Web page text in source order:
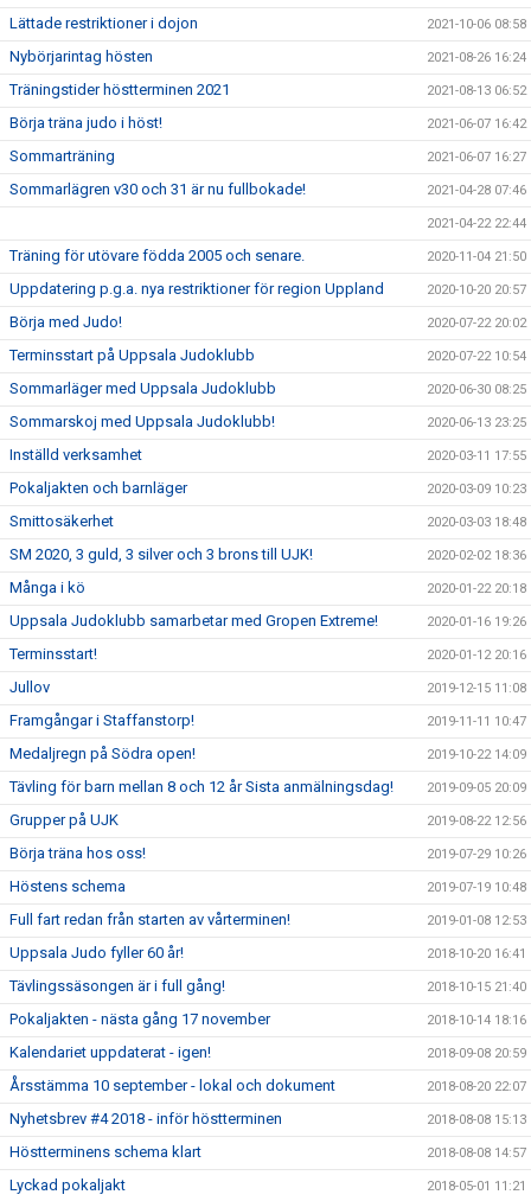
Lättade restriktioner i dojon 2021-10-06 08:58
Nybörjarintag hösten 2021-08-26 16:24
Träningstider höstterminen 2021 2021-08-13 06:52
Börja träna judo i höst! 2021-06-07 16:42
Sommarträning 2021-06-07 16:27
Sommarlägren v30 och 31 är nu fullbokade! 2021-04-28 07:46
2021-04-22 22:44
Träning för utövare födda 2005 och senare. 2020-11-04 21:50
Uppdatering p.g.a. nya restriktioner för region Uppland 2020-10-20 20:57
Börja med Judo! 2020-07-22 20:02
Terminsstart på Uppsala Judoklubb 2020-07-22 10:54
Sommarläger med Uppsala Judoklubb 2020-06-30 08:25
Sommarskoj med Uppsala Judoklubb! 2020-06-13 23:25
Inställd verksamhet 2020-03-11 17:55
Pokaljakten och barnläger 2020-03-09 10:23
Smittosäkerhet 2020-03-03 18:48
SM 2020, 3 guld, 3 silver och 3 brons till UJK! 2020-02-02 18:36
Många i kö 2020-01-22 20:18
Uppsala Judoklubb samarbetar med Gropen Extreme! 2020-01-16 19:26
Terminsstart! 2020-01-12 20:16
Jullov 2019-12-15 11:08
Framgångar i Staffanstorp! 2019-11-11 10:47
Medaljregn på Södra open! 2019-10-22 14:09
Tävling för barn mellan 8 och 12 år Sista anmälningsdag! 2019-09-05 20:09
Grupper på UJK 2019-08-22 12:56
Börja träna hos oss! 2019-07-29 10:26
Höstens schema 2019-07-19 10:48
Full fart redan från starten av vårterminen! 2019-01-08 12:53
Uppsala Judo fyller 60 år! 2018-10-20 16:41
Tävlingssäsongen är i full gång! 2018-10-15 21:40
Pokaljakten - nästa gång 17 november 2018-10-14 18:16
Kalendariet uppdaterat - igen! 2018-09-08 20:59
Årsstämma 10 september - lokal och dokument 2018-08-20 22:07
Nyhetsbrev #4 2018 - inför höstterminen 2018-08-08 15:13
Höstterminens schema klart 2018-08-08 14:57
Lyckad pokaljakt 2018-05-01 11:21